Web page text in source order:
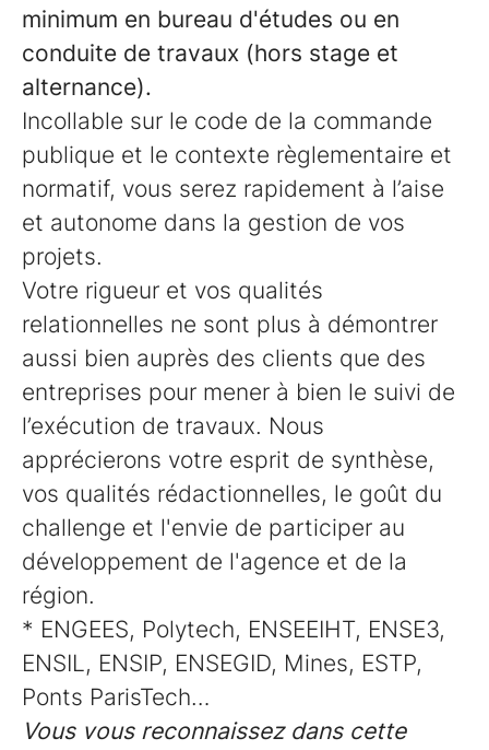
minimum en bureau d'études ou en
conduite de travaux (hors stage et
alternance).
Incollable sur le code de la commande
publique et le contexte règlementaire et
normatif, vous serez rapidement à l’aise
et autonome dans la gestion de vos
projets.
Votre rigueur et vos qualités
relationnelles ne sont plus à démontrer
aussi bien auprès des clients que des
entreprises pour mener à bien le suivi de
l’exécution de travaux. Nous
apprécierons votre esprit de synthèse,
vos qualités rédactionnelles, le goût du
challenge et l'envie de participer au
développement de l'agence et de la
région.
* ENGEES, Polytech, ENSEEIHT, ENSE3,
ENSIL, ENSIP, ENSEGID, Mines, ESTP,
Ponts ParisTech…
Vous vous reconnaissez dans cette